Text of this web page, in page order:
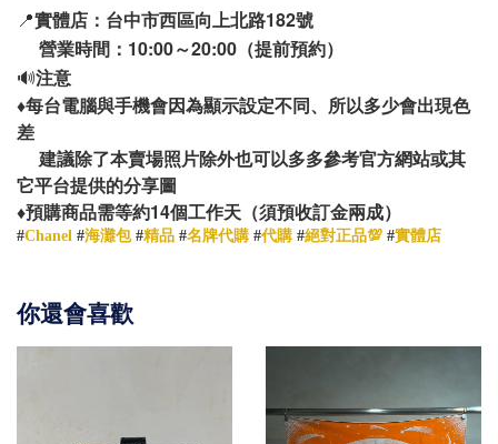
📍實體店：台中市西區向上北路182號
營業時間：10:00～20:00（提前預約）
🔊注意
♦️每台電腦與手機會因為顯示設定不同、所以多少會出現色
差
建議除了本賣場照片除外也可以多多參考官方網站或其
它平台提供的分享圖
♦️預購商品需等約14個工作天（須預收訂金兩成）
#Chanel #海灘包#精品 #名牌代購 #代購 #絕對正品💯 #實體店
你還會喜歡